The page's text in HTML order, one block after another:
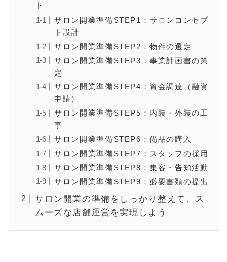
ト
サロン開業準備STEP1：サロンコンセプ
ト設計
サロン開業準備STEP2：物件の選定
サロン開業準備STEP3：事業計画書の策
定
サロン開業準備STEP4：資金調達（融資
申請）
サロン開業準備STEP5：内装・外装の工
事
サロン開業準備STEP6：備品の購入
サロン開業準備STEP7：スタッフの採用
サロン開業準備STEP8：集客・告知活動
サロン開業準備STEP9：必要書類の提出
サロン開業の準備をしっかり整えて、ス
ムーズな店舗運営を実現しよう